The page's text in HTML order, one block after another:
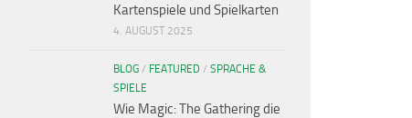
Kartenspiele und Spielkarten
4. AUGUST 2025
BLOG / FEATURED / SPRACHE &
SPIELE
Wie Magic: The Gathering die